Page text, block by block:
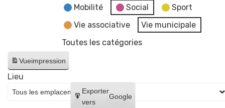
Mobilité
Social
Sport
Vie associative
Vie municipale
Toutes les catégories
Vueimpression
Créer
un
Google
Exporter
vers
Google
Lieu